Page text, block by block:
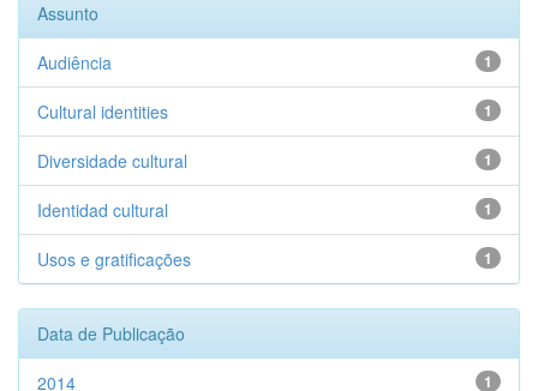
Assunto
1
Audiência
1
Cultural identities
1
Diversidade cultural
1
Identidad cultural
1
Usos e gratificações
Data de Publicação
1
2014